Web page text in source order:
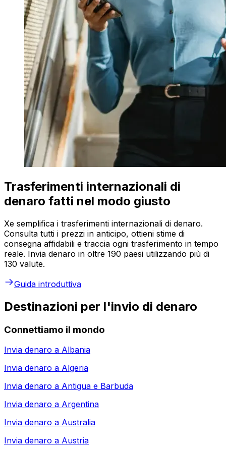
Trasferimenti internazionali di
denaro fatti nel modo giusto
Xe semplifica i trasferimenti internazionali di denaro.
Consulta tutti i prezzi in anticipo, ottieni stime di
consegna affidabili e traccia ogni trasferimento in tempo
reale. Invia denaro in oltre 190 paesi utilizzando più di
130 valute.
Guida introduttiva
Destinazioni per l'invio di denaro
Connettiamo il mondo
Invia denaro a Albania
Invia denaro a Algeria
Invia denaro a Antigua e Barbuda
Invia denaro a Argentina
Invia denaro a Australia
Invia denaro a Austria